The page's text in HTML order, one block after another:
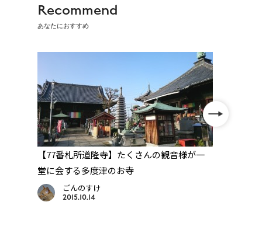
Recommend
あなたにおすすめ
【77番札所道隆寺】たくさんの観音様が一
堂に会する多度津のお寺
ごんのすけ
2015.10.14